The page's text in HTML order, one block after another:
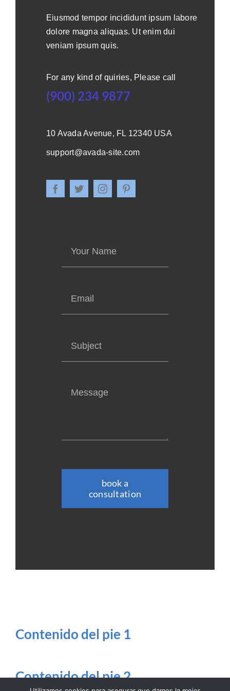
Eiusmod tempor incididunt ipsum labore
dolore magna aliquas. Ut enim dui
veniam ipsum quis.
For any kind of quiries, Please call
(900) 234 9877
10 Avada Avenue, FL 12340 USA
support@avada-site.com
book a
consultation
Contenido del pie 1
Contenido del pie 2